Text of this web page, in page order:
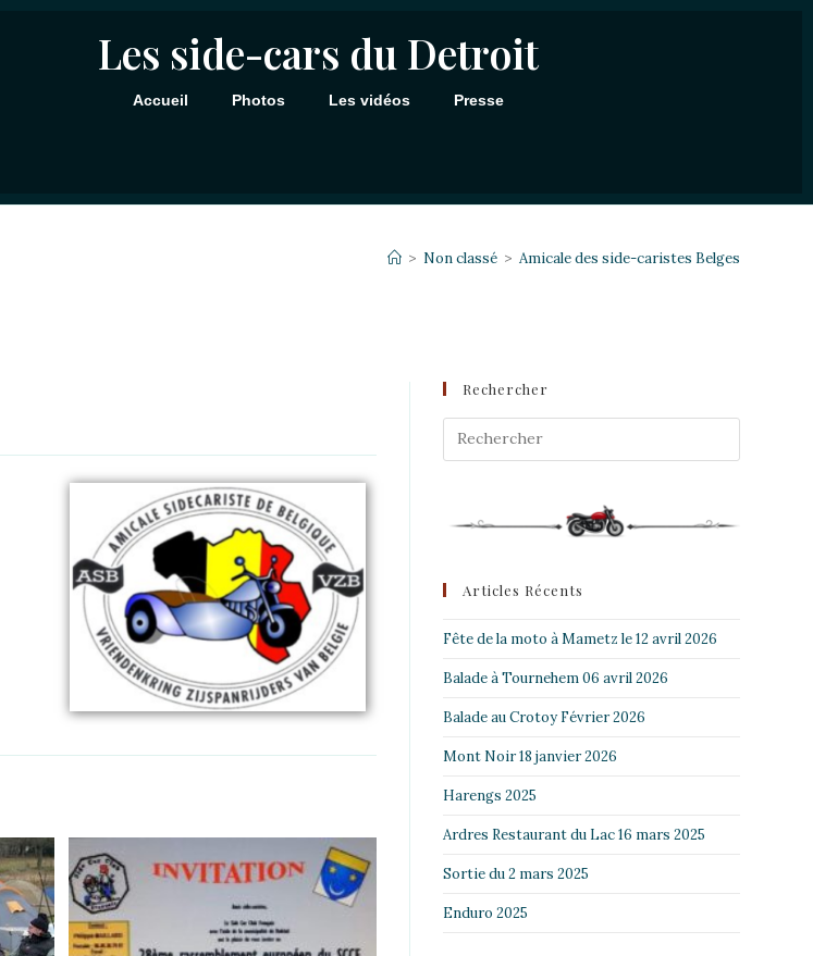
Accueil Photos Les vidéos Presse
Les side-cars du Detroit
> Non classé > Amicale des side-caristes Belges
Rechercher
Articles Récents
Fête de la moto à Mametz le 12 avril 2026
Balade à Tournehem 06 avril 2026
Balade au Crotoy Février 2026
Mont Noir 18 janvier 2026
Harengs 2025
Ardres Restaurant du Lac 16 mars 2025
Sortie du 2 mars 2025
Enduro 2025